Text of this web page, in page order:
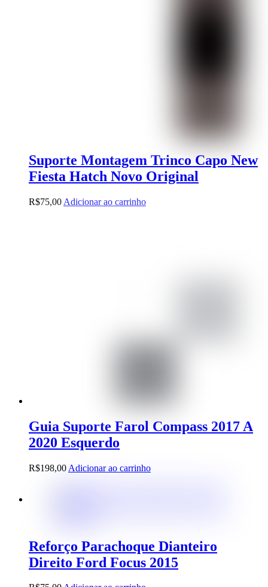
Suporte Montagem Trinco Capo New
Fiesta Hatch Novo Original
R$75,00 Adicionar ao carrinho
Guia Suporte Farol Compass 2017 A
2020 Esquerdo
R$198,00 Adicionar ao carrinho
Reforço Parachoque Dianteiro
Direito Ford Focus 2015